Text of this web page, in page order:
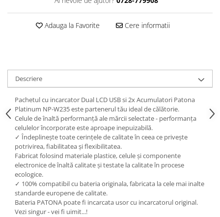
Adauga la Favorite Cere informatii
Descriere
Pachetul cu incarcator Dual LCD USB si 2x Acumulatori Patona
Platinum NP-W235 este partenerul tău ideal de călătorie.
Celule de înaltă performanță ale mărcii selectate - performanța
celulelor încorporate este aproape inepuizabilă.
✓ Îndeplinește toate cerințele de calitate în ceea ce privește
potrivirea, fiabilitatea și flexibilitatea.
Fabricat folosind materiale plastice, celule și componente
electronice de înaltă calitate și testate la calitate în procese
ecologice.
✓ 100% compatibil cu bateria originala, fabricata la cele mai inalte
standarde europene de calitate.
Bateria PATONA poate fi incarcata usor cu incarcatorul original.
Vezi singur - vei fi uimit...!